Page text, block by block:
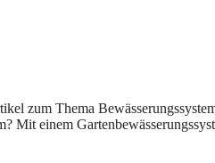
zum Thema
Mit einem